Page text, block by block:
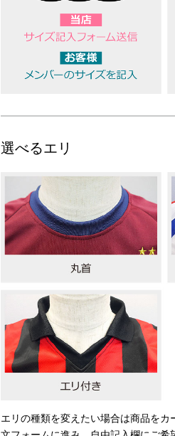
選べるエリ
エリの種類を変えたい場合は商品を